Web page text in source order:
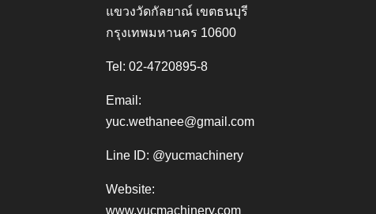
แขวงวัดกัลยาณ์ เขตธนบุรี
กรุงเทพมหานคร 10600
Tel: 02-4720895-8
Email:
yuc.wethanee@gmail.com
Line ID: @yucmachinery
Website:
www.yucmachinery.com